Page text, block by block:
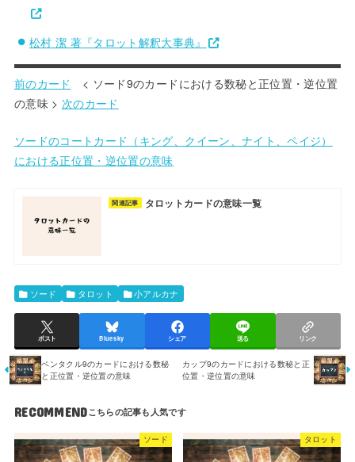
松村 潔 著『タロット解釈大事典』
前のカード
< ソード9のカードにおける数秘と正位置・逆位置
の意味 > 次のカード
ソードのコートカード（キング、クイーン、ナイト、ペイジ）
における正位置・逆位置の意味
関連記事 タロットカードの意味一覧
ソード タロット 小アルカナ
ポスト Bluesky シェア 送る リンク
ペンタクル9のカードにおける数秘
と正位置・逆位置の意味
カップ9のカードにおける数秘と正
位置・逆位置の意味
RECOMMEND
ソード タロット